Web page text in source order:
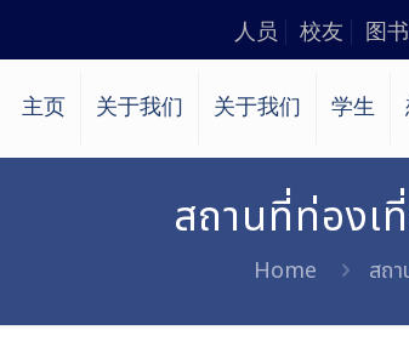
人员 校友 图
主页 关于我们 关于我们 学生
สถานที่ท่องเ
Home สถ